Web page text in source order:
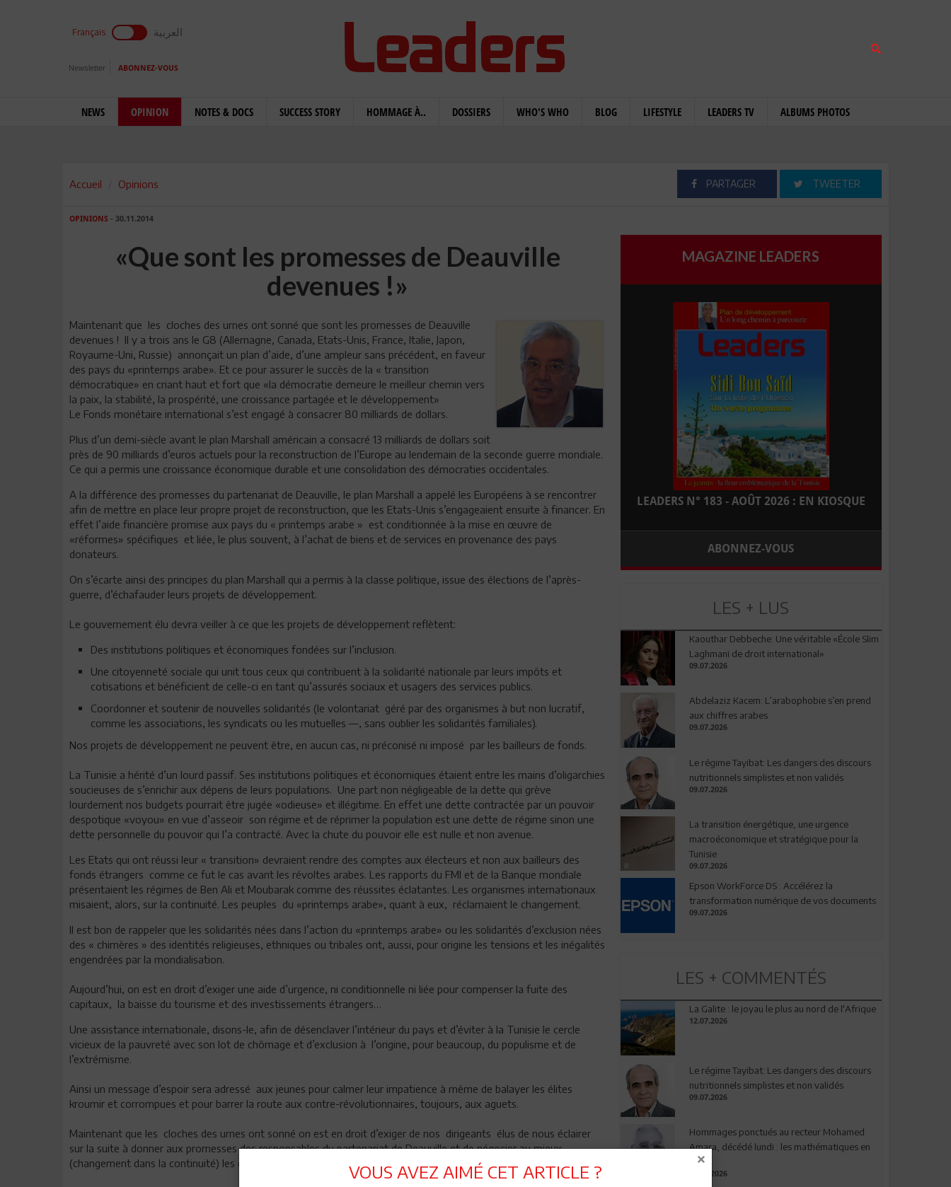
Français العربية
Newsletter ABONNEZ-VOUS
NEWS OPINION NOTES & DOCS SUCCESS STORY HOMMAGE À.. DOSSIERS WHO'S WHO BLOG LIFESTYLE LEADERS TV ALBUMS PHOTOS
Accueil Opinions PARTAGER TWEETER
OPINIONS - 30.11.2014
«Que sont les promesses de Deauville
devenues !»
Maintenant que les cloches des urnes ont sonné que sont les promesses de Deauville
devenues ! Il y a trois ans le G8 (Allemagne, Canada, Etats-Unis, France, Italie, Japon,
Royaume-Uni, Russie) annonçait un plan d’aide, d’une ampleur sans précédent, en faveur
des pays du «printemps arabe». Et ce pour assurer le succès de la « transition
démocratique» en criant haut et fort que «la démocratie demeure le meilleur chemin vers
la paix, la stabilité, la prospérité, une croissance partagée et le développement»
Le Fonds monétaire international s’est engagé à consacrer 80 milliards de dollars.
Plus d’un demi-siècle avant le plan Marshall américain a consacré 13 milliards de dollars soit
près de 90 milliards d’euros actuels pour la reconstruction de l’Europe au lendemain de la seconde guerre mondiale.
Ce qui a permis une croissance économique durable et une consolidation des démocraties occidentales.
A la différence des promesses du partenariat de Deauville, le plan Marshall a appelé les Européens à se rencontrer
afin de mettre en place leur propre projet de reconstruction, que les Etats-Unis s’engageaient ensuite à financer. En
effet l’aide financière promise aux pays du « printemps arabe » est conditionnée à la mise en œuvre de
«réformes» spécifiques et liée, le plus souvent, à l’achat de biens et de services en provenance des pays
donateurs.
On s’écarte ainsi des principes du plan Marshall qui a permis à la classe politique, issue des élections de l’après-
guerre, d’échafauder leurs projets de développement.
Le gouvernement élu devra veiller à ce que les projets de développement reflètent:
Des institutions politiques et économiques fondées sur l’inclusion.
Une citoyenneté sociale qui unit tous ceux qui contribuent à la solidarité nationale par leurs impôts et
cotisations et bénéficient de celle-ci en tant qu’assurés sociaux et usagers des services publics.
Coordonner et soutenir de nouvelles solidarités (le volontariat géré par des organismes à but non lucratif,
comme les associations, les syndicats ou les mutuelles —, sans oublier les solidarités familiales).
Nos projets de développement ne peuvent être, en aucun cas, ni préconisé ni imposé par les bailleurs de fonds.
La Tunisie a hérité d’un lourd passif. Ses institutions politiques et économiques étaient entre les mains d’oligarchies
soucieuses de s’enrichir aux dépens de leurs populations. Une part non négligeable de la dette qui grève
lourdement nos budgets pourrait être jugée «odieuse» et illégitime. En effet une dette contractée par un pouvoir
despotique «voyou» en vue d’asseoir son régime et de réprimer la population est une dette de régime sinon une
dette personnelle du pouvoir qui l’a contracté. Avec la chute du pouvoir elle est nulle et non avenue.
Les Etats qui ont réussi leur « transition» devraient rendre des comptes aux électeurs et non aux bailleurs des
fonds étrangers comme ce fut le cas avant les révoltes arabes. Les rapports du FMI et de la Banque mondiale
présentaient les régimes de Ben Ali et Moubarak comme des réussites éclatantes. Les organismes internationaux
misaient, alors, sur la continuité. Les peuples du «printemps arabe», quant à eux, réclamaient le changement.
Il est bon de rappeler que les solidarités nées dans l’action du «printemps arabe» ou les solidarités d’exclusion nées
des « chimères » des identités religieuses, ethniques ou tribales ont, aussi, pour origine les tensions et les inégalités
engendrées par la mondialisation.
Aujourd’hui, on est en droit d’exiger une aide d’urgence, ni conditionnelle ni liée pour compenser la fuite des
capitaux, la baisse du tourisme et des investissements étrangers…
Une assistance internationale, disons-le, afin de désenclaver l’intérieur du pays et d’éviter à la Tunisie le cercle
vicieux de la pauvreté avec son lot de chômage et d’exclusion à l’origine, pour beaucoup, du populisme et de
l’extrémisme.
Ainsi un message d’espoir sera adressé aux jeunes pour calmer leur impatience à même de balayer les élites
kroumir et corrompues et pour barrer la route aux contre-révolutionnaires, toujours, aux aguets.
Maintenant que les cloches des urnes ont sonné on est en droit d’exiger de nos dirigeants élus de nous éclairer
sur la suite à donner aux promesses des responsables du partenariat de Deauville et de négocier au mieux
(changement dans la continuité) les conditions et le reliquat !
MAGAZINE LEADERS
LEADERS N° 183 - AOÛT 2026 : EN KIOSQUE
ABONNEZ-VOUS
LES + LUS
Kaouthar Debbeche: Une véritable «École Slim
Laghmani de droit international»
09.07.2026
Abdelaziz Kacem: L’arabophobie s’en prend
aux chiffres arabes
09.07.2026
Le régime Tayibat: Les dangers des discours
nutritionnels simplistes et non validés
09.07.2026
La transition énergétique, une urgence
macroéconomique et stratégique pour la
Tunisie
09.07.2026
Epson WorkForce DS : Accélérez la
transformation numérique de vos documents
09.07.2026
LES + COMMENTÉS
La Galite : le joyau le plus au nord de l'Afrique
12.07.2026
Le régime Tayibat: Les dangers des discours
nutritionnels simplistes et non validés
09.07.2026
Hommages ponctués au recteur Mohamed
Amara, décédé lundi : les mathématiques en
deuil
03.08.2026
VOUS AVEZ AIMÉ CET ARTICLE ?